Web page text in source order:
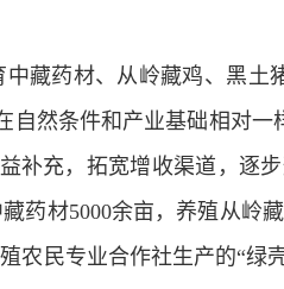
藏药材、从岭藏鸡、黑土
然条件和产业基础相对一
充，拓宽增收渠道，逐步
药材5000余亩，养殖从岭
农民专业合作社生产的“绿